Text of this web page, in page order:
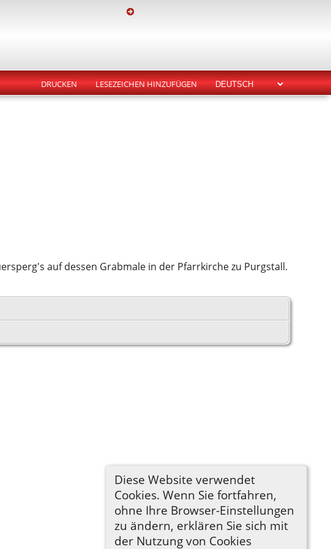
DRUCKEN LESEZEICHEN HINZUFÜGEN
Diese Website verwendet
Cookies. Wenn Sie fortfahren,
ohne Ihre Browser-Einstellungen
zu ändern, erklären Sie sich mit
der Nutzung von Cookies
auf dessen Grabmale in der Pfarrkirche zu Purgstall.